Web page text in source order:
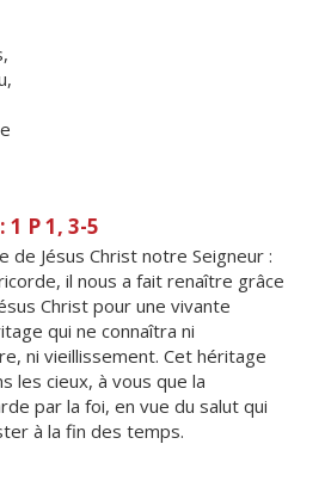
1 P 1, 3-5
de Jésus Christ notre Seigneur :
il nous a fait renaître grâce
Christ pour une vivante
qui ne connaîtra ni
ni vieillissement. Cet héritage
les cieux, à vous que la
par la foi, en vue du salut qui
à la fin des temps.